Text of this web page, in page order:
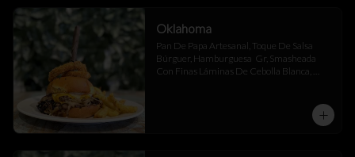
Oklahoma
Pan De Papa Artesanal, Toque De Salsa
Búrguer, Hamburguesa  Gr, Smasheada
Con Finas Láminas De Cebolla Blanca,